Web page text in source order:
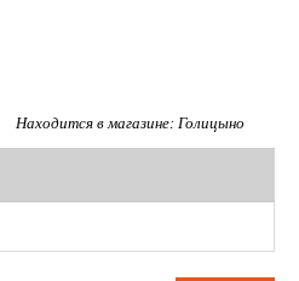
Находится в магазине: Голицыно